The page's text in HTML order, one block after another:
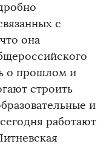
с
она
о прошлом и
строить
и
работают